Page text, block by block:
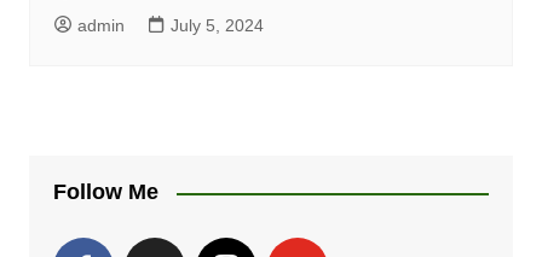
admin July 5, 2024
Follow Me